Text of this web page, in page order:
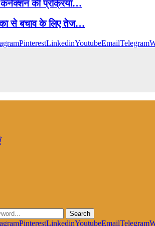
की प्रक्रिया…
से बचाव के लिए तेज…
PinterestLinkedinYoutubeEmailTelegram
Search
PinterestLinkedinYoutubeEmailTelegram